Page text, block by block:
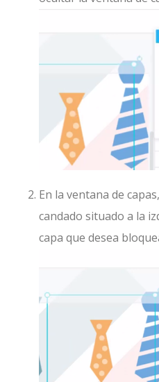
En la ventana de
candado situado a la
capa que desea